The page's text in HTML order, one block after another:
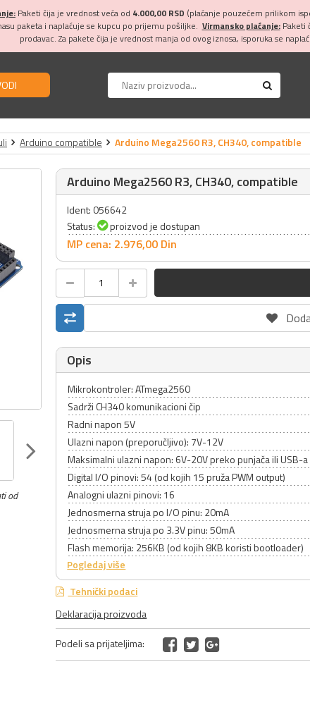
Paketi čija je vrednost veća od 4.000,00 RSD (plaćanje pouzećem prilikom
paketa i naplaćuje se kupcu po prijemu pošiljke. Virmansko plaćanje:Paketi
prodavac. Za pakete čija je vrednost manja od ovog iznosa, isporuka se
Arduino compatible Arduino Mega2560 R3, CH340, compatible
od
Arduino Mega2560 R3, CH340, compatible
Ident: 056642
Status:
proizvod je dostupan
MP cena: 2.976,00 Din
Opis
Mikrokontroler: ATmega2560
Sadrži CH340 komunikacioni čip
Radni napon 5V
Ulazni napon (preporučljivo): 7V-12V
Maksimalni ulazni napon: 6V-20V preko punjača ili USB-a
Digital I/O pinovi: 54 (od kojih 15 pruža PWM output)
Analogni ulazni pinovi: 16
Jednosmerna struja po I/O pinu: 20mA
Jednosmerna struja po 3.3V pinu: 50mA
Flash memorija: 256KB (od kojih 8KB koristi bootloader)
Pogledaj više
Tehnički podaci
Deklaracija proizvoda
Podeli sa prijateljima: